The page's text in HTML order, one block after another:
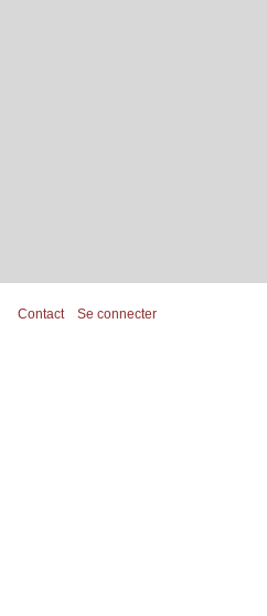
Contact Se connecter